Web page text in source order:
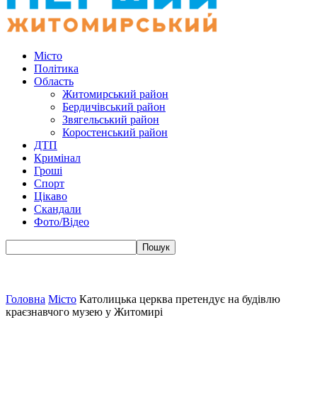
Місто
Політика
Область
Житомирський район
Бердичівський район
Звягельський район
Коростенський район
ДТП
Кримінал
Гроші
Спорт
Цікаво
Скандали
Фото/Відео
Головна Місто Католицька церква претендує на будівлю
краєзнавчого музею у Житомирі